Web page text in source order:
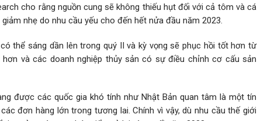
cho rằng nguồn cung sẽ không thiếu hụt đối với cả tôm và cá
nhẹ do nhu cầu yếu cho đến hết nửa đầu năm 2023.
thể sáng dần lên trong quý II và kỳ vọng sẽ phục hồi tốt hơn từ
và các doanh nghiệp thủy sản có sự điều chỉnh cơ cấu sản
được các quốc gia khó tính như Nhật Bản quan tâm là một tín
đơn hàng lớn trong tương lai. Chính vì vậy, dù nhu cầu thế giới